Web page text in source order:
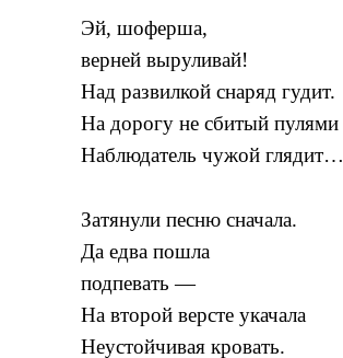
Эй, шоферша,
верней выруливай!
Над развилкой снаряд гудит.
На дорогу не сбитый пулями
Наблюдатель чужой глядит…
Затянули песню сначала.
Да едва пошла
подпевать —
На второй версте укачала
Неустойчивая кровать.